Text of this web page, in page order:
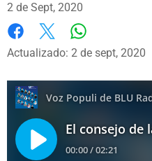
2 de Sept, 2020
Facebook
X
Actualizado: 2 de sept, 2020